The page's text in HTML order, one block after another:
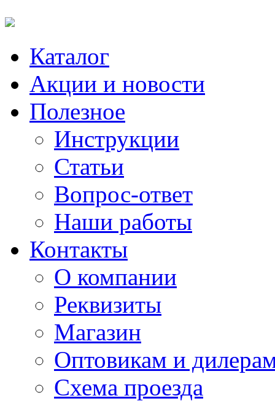
Каталог
Акции и новости
Полезное
Инструкции
Статьи
Вопрос-ответ
Наши работы
Контакты
О компании
Реквизиты
Магазин
Оптовикам и
Схема проезда